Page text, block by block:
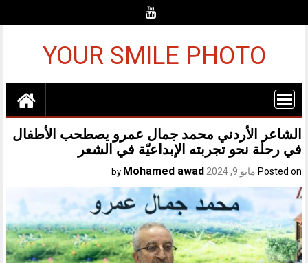
YOUR SMILE PHOTO
الشاعر الأردني محمد جمال عمرو يصطحب الأطفال
في رحلة نحو تجربته الإبداعيّة في الشعر
Posted on مايو 9, 2024 Mohamed awad